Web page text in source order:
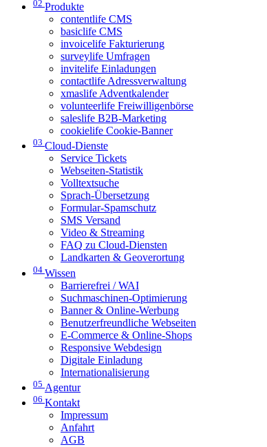
02 Produkte
contentlife CMS
basiclife CMS
invoicelife Fakturierung
surveylife Umfragen
invitelife Einladungen
contactlife Adressverwaltung
xmaslife Adventkalender
volunteerlife Freiwilligenbörse
saleslife B2B-Marketing
cookielife Cookie-Banner
03 Cloud-Dienste
Service Tickets
Webseiten-Statistik
Volltextsuche
Sprach-Übersetzung
Formular-Spamschutz
SMS Versand
Video & Streaming
FAQ zu Cloud-Diensten
Landkarten & Geoverortung
04 Wissen
Barrierefrei / WAI
Suchmaschinen-Optimierung
Banner & Online-Werbung
Benutzerfreundliche Webseiten
E-Commerce & Online-Shops
Responsive Webdesign
Digitale Einladung
Internationalisierung
05 Agentur
06 Kontakt
Impressum
Anfahrt
AGB